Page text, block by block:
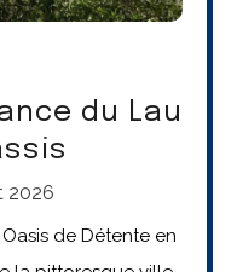
du Lau
2026
de Détente en